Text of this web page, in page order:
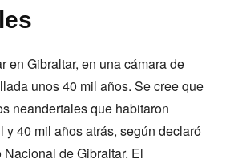
en Gibraltar, en una cámara de
unos 40 mil años. Se cree que
neandertales que habitaron
y 40 mil años atrás, según declaró
de Gibraltar. El